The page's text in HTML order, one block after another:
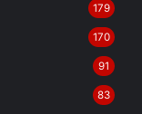
179
170
91
83